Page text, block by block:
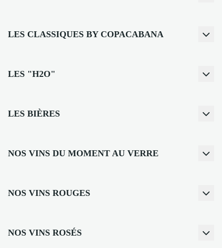
LES CLASSIQUES BY COPACABANA
LES "H2O"
LES BIÈRES
NOS VINS DU MOMENT AU VERRE
NOS VINS ROUGES
NOS VINS ROSÉS